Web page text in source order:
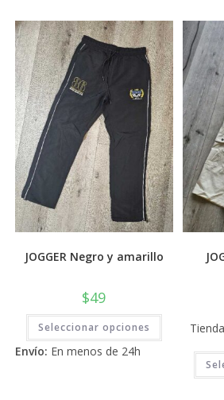
Las
opciones
se
pueden
elegir
en
la
página
de
producto
JOGGER Negro y amarillo
$49
Seleccionar opciones
Este
producto
tiene
múltiples
variantes.
Envío: En menos de 24h